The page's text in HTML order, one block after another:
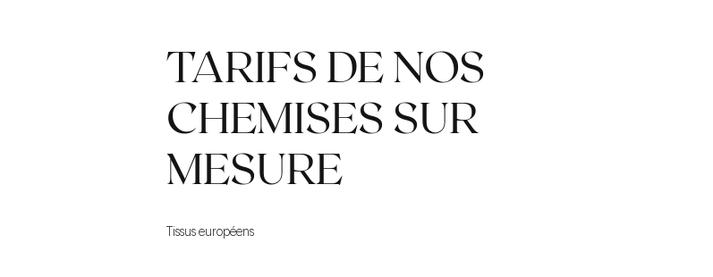
TARIFS DE NOS
CHEMISES SUR
MESURE
Tissus européens